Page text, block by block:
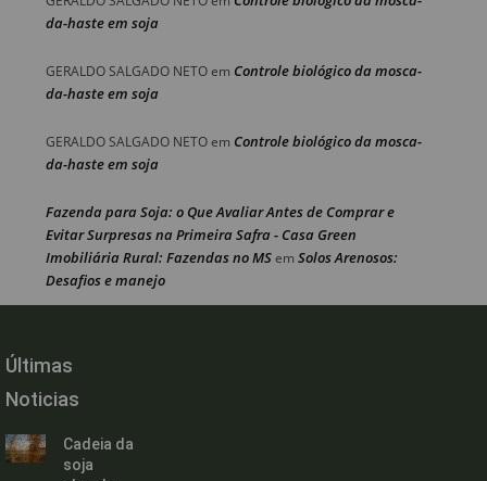
da-haste em soja
GERALDO SALGADO NETOem Controle biológico da mosca-
da-haste em soja
GERALDO SALGADO NETOem Controle biológico da mosca-
da-haste em soja
Fazenda para Soja: o Que Avaliar Antes de Comprar e
Evitar Surpresas na Primeira Safra - Casa Green
Imobiliária Rural: Fazendas no MSem Solos Arenosos:
Desafios e manejo
Últimas
Noticias
Cadeia da
soja